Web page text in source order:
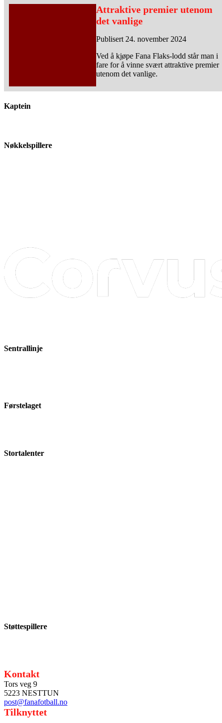
Attraktive premier utenom
det vanlige
Publisert 24. november 2024
Ved å kjøpe Fana Flaks-lodd står man i
fare for å vinne svært attraktive premier
utenom det vanlige.
Kaptein
Nøkkelspillere
Sentrallinje
Førstelaget
Stortalenter
Støttespillere
Kontakt
Tors veg 9
5223 NESTTUN
post@fanafotball.no
Tilknyttet